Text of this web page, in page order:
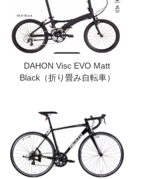
DAHON Visc EVO Matt
Black（折り畳み自転車）